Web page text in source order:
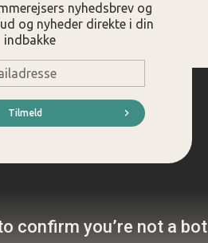
nyhedsbrev og
og nyheder direkte i din
indbakke
Tilmeld